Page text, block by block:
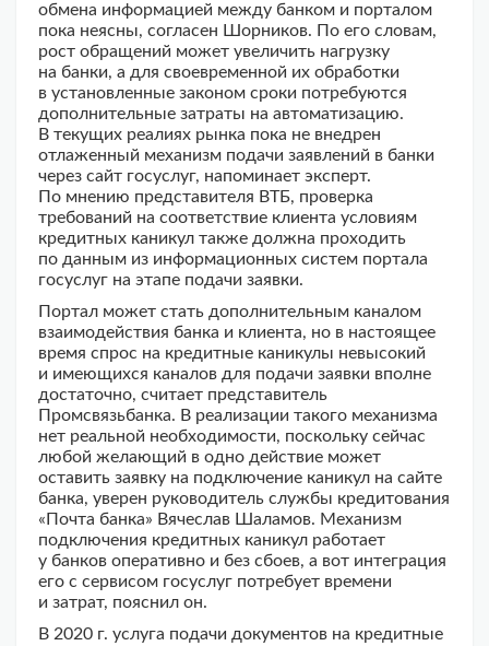
обмена информацией между банком и порталом
пока неясны, согласен Шорников. По его словам,
рост обращений может увеличить нагрузку
на банки, а для своевременной их обработки
в установленные законом сроки потребуются
дополнительные затраты на автоматизацию.
В текущих реалиях рынка пока не внедрен
отлаженный механизм подачи заявлений в банки
через сайт госуслуг, напоминает эксперт.
По мнению представителя ВТБ, проверка
требований на соответствие клиента условиям
кредитных каникул также должна проходить
по данным из информационных систем портала
госуслуг на этапе подачи заявки.
Портал может стать дополнительным каналом
взаимодействия банка и клиента, но в настоящее
время спрос на кредитные каникулы невысокий
и имеющихся каналов для подачи заявки вполне
достаточно, считает представитель
Промсвязьбанка. В реализации такого механизма
нет реальной необходимости, поскольку сейчас
любой желающий в одно действие может
оставить заявку на подключение каникул на сайте
банка, уверен руководитель службы кредитования
«Почта банка» Вячеслав Шаламов. Механизм
подключения кредитных каникул работает
у банков оперативно и без сбоев, а вот интеграция
его с сервисом госуслуг потребует времени
и затрат, пояснил он.
В 2020 г. услуга подачи документов на кредитные